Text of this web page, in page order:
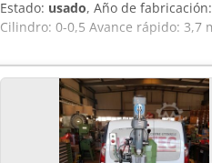
Estado: usado, Año de fabricación:
Cilindro: 0-0,5 Avance rápido: 3,7